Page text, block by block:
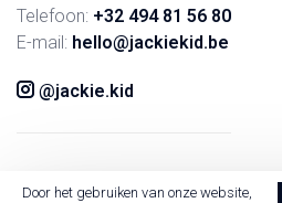
Telefoon: +32 494 81 56 80
E-mail: hello@jackiekid.be
@jackie.kid
Door het gebruiken van onze website,